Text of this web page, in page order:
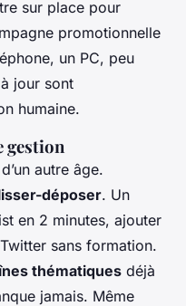
sur place pour
promotionnelle
un PC, peu
jour sont
humaine.
gestion
autre âge.
déposer. Un
en 2 minutes, ajouter
sans formation.
thématiques déjà
jamais. Même